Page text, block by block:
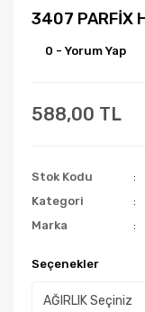
3407 PARFİX
0 - Yorum Yap
588,00 TL
Stok Kodu
Kategori
Marka
Seçenekler